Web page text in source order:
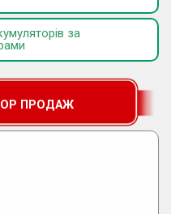
за
ПРОДАЖ